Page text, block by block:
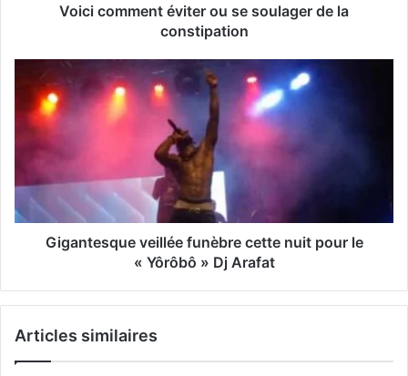
Voici comment éviter ou se soulager de la
constipation
Gigantesque veillée funèbre cette nuit pour le
« Yôrôbô » Dj Arafat
Articles similaires